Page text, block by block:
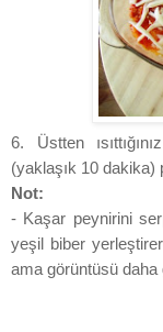
6. Üstten
(yaklaşık 10 dakika)
Not:
- Kaşar peynirini
yeşil biber
ama görüntüsü daha